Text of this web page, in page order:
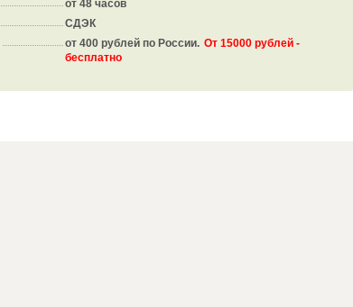
от 48 часов
СДЭК
от 400 рублей по России. От 15000 рублей -
бесплатно